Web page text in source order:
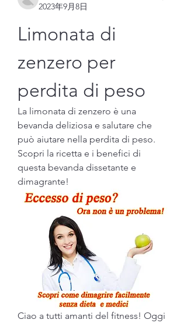
2023年9月8日
Limonata di
zenzero per
perdita di peso
La limonata di zenzero è una
bevanda deliziosa e salutare che
può aiutare nella perdita di peso.
Scopri la ricetta e i benefici di
questa bevanda dissetante e
dimagrante!
Ciao a tutti amanti del fitness! Oggi